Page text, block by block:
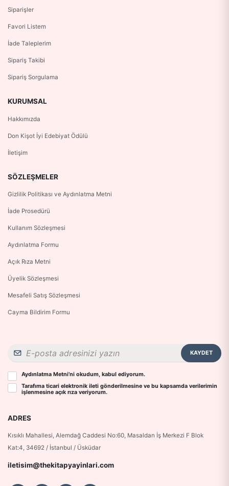
Siparişler
Favori Listem
İade Taleplerim
Sipariş Takibi
Sipariş Sorgulama
KURUMSAL
Hakkımızda
Don Kişot İyi Edebiyat Ödülü
İletişim
SÖZLEŞMELER
Gizlilik Politikası ve Aydınlatma Metni
İade Prosedürü
Kullanım Sözleşmesi
Aydınlatma Formu
Açık Rıza Metni
Üyelik Sözleşmesi
Mesafeli Satış Sözleşmesi
Cayma Bildirim Formu
KAYDET
Aydınlatma Metni’ni okudum, kabul ediyorum.
Tarafıma ticari elektronik ileti gönderilmesine ve bu kapsamda verilerimin
işlenmesine açık rıza veriyorum.
ADRES
Kısıklı Mahallesi, Alemdağ Caddesi No:60, Masaldan İş Merkezi F Blok
Kat:4, 34692 / İstanbul / Üsküdar
iletisim@thekitapyayinlari.com